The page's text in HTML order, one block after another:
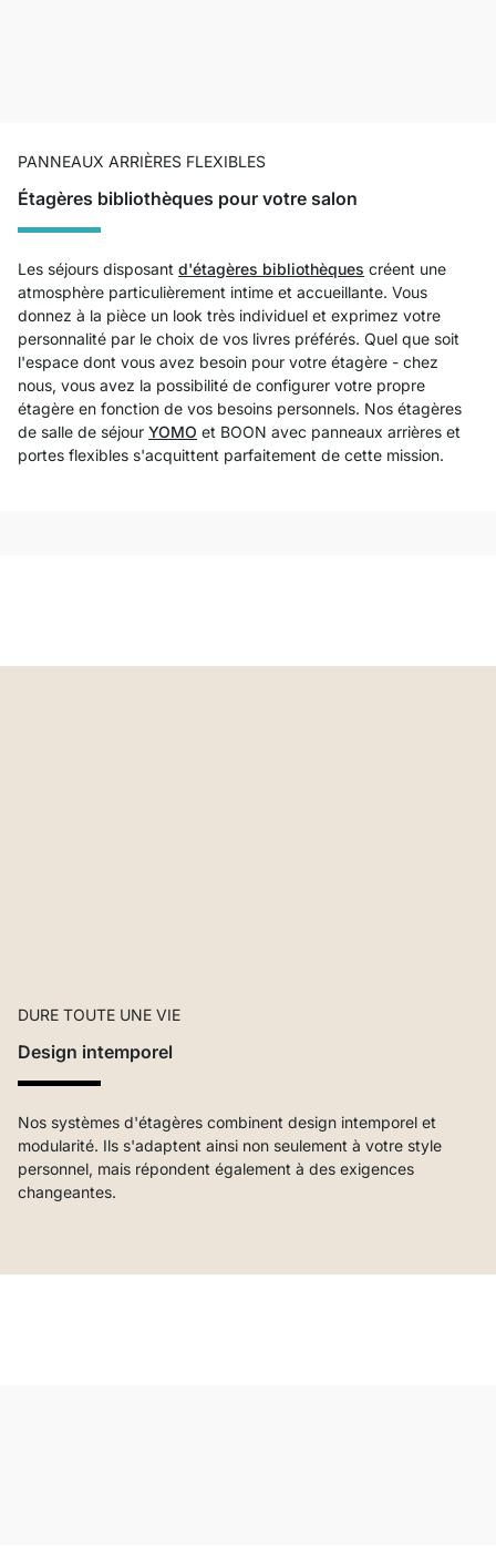
PANNEAUX ARRIÈRES FLEXIBLES
Étagères bibliothèques pour votre salon
Les séjours disposant d'étagères bibliothèques créent une
atmosphère particulièrement intime et accueillante. Vous
donnez à la pièce un look très individuel et exprimez votre
personnalité par le choix de vos livres préférés. Quel que soit
l'espace dont vous avez besoin pour votre étagère - chez
nous, vous avez la possibilité de configurer votre propre
étagère en fonction de vos besoins personnels. Nos étagères
de salle de séjour YOMO et BOON avec panneaux arrières et
portes flexibles s'acquittent parfaitement de cette mission.
DURE TOUTE UNE VIE
Design intemporel
Nos systèmes d'étagères combinent design intemporel et
modularité. Ils s'adaptent ainsi non seulement à votre style
personnel, mais répondent également à des exigences
changeantes.